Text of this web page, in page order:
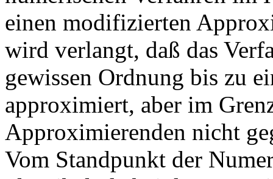
einen modifizierten
wird verlangt, daß das
gewissen Ordnung bis zu
approximiert, aber im
Approximierenden nicht
Vom Standpunkt der